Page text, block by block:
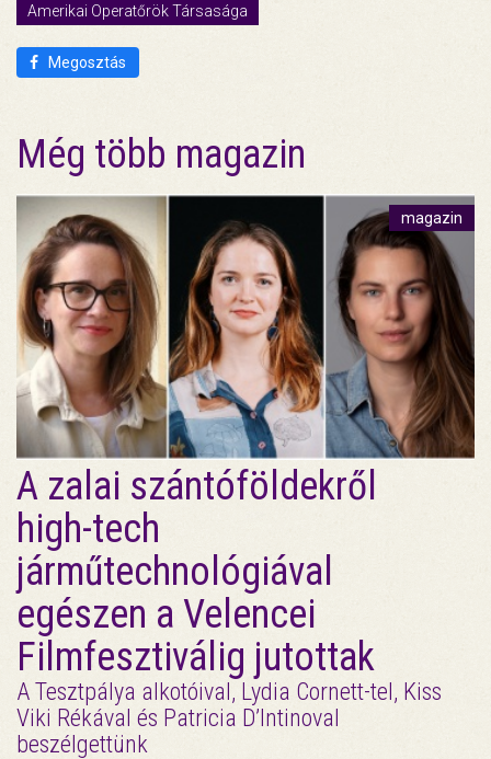
Amerikai Operatőrök Társasága
Megosztás
Még több magazin
magazin
A zalai szántóföldekről
high-tech
járműtechnológiával
egészen a Velencei
Filmfesztiválig jutottak
A Tesztpálya alkotóival, Lydia Cornett-tel, Kiss
Viki Rékával és Patricia D’Intinoval
beszélgettünk